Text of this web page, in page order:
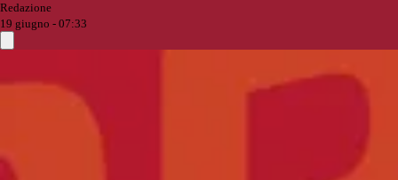
Redazione
19 giugno - 07:33